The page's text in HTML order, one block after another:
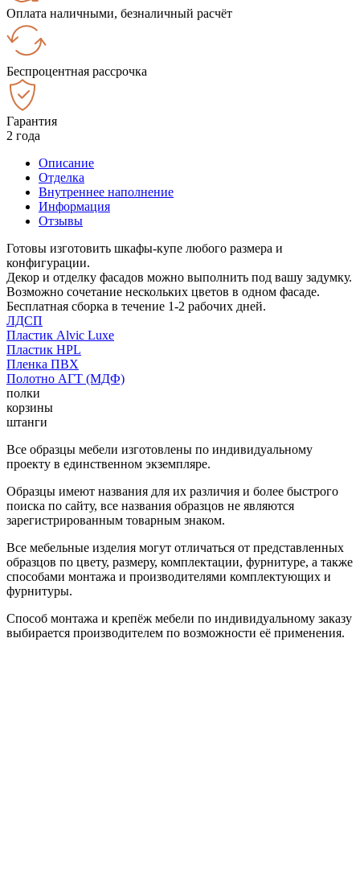
Оплата наличными, безналичный расчёт
Беспроцентная рассрочка
Гарантия
2 года
Описание
Отделка
Внутреннее наполнение
Информация
Отзывы
Готовы изготовить шкафы-купе любого размера и
конфигурации.
Декор и отделку фасадов можно выполнить под вашу задумку.
Возможно сочетание нескольких цветов в одном фасаде.
Бесплатная сборка в течение 1-2 рабочих дней.
ЛДСП
Пластик Alvic Luxe
Пластик HPL
Пленка ПВХ
Полотно АГТ (МДФ)
полки
корзины
штанги
Все образцы мебели изготовлены по индивидуальному
проекту в единственном экземпляре.
Образцы имеют названия для их различия и более быстрого
поиска по сайту, все названия образцов не являются
зарегистрированным товарным знаком.
Все мебельные изделия могут отличаться от представленных
образцов по цвету, размеру, комплектации, фурнитуре, а также
способами монтажа и производителями комплектующих и
фурнитуры.
Способ монтажа и крепёж мебели по индивидуальному заказу
выбирается производителем по возможности её применения.